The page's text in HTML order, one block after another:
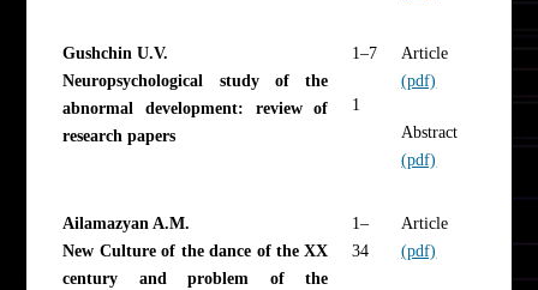
Gushchin U.V.
Neuropsychological study of the
abnormal development: review of
research papers
1–7
1
Article
(pdf)
Abstract
(pdf)
Ailamazyan A.M.
New Culture of the dance of the XX
century and problem of the
1–
34
Article
(pdf)